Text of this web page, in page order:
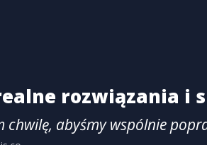
rozwiązania i
chwilę, abyśmy wspólnie